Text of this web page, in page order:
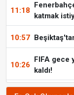
11:18
katmak
10:57
10:26
FIFA gece
kaldı!